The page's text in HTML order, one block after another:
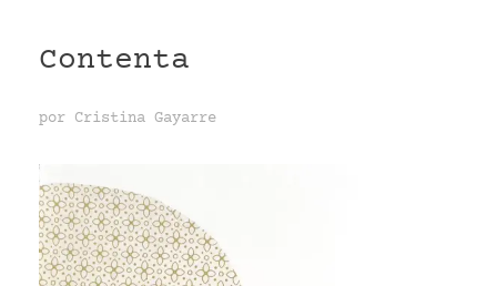
Contenta
por Cristina Gayarre